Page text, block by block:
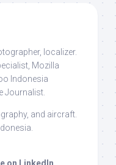
localizer.
Mozilla
Indonesia
Journalist.
and aircraft.